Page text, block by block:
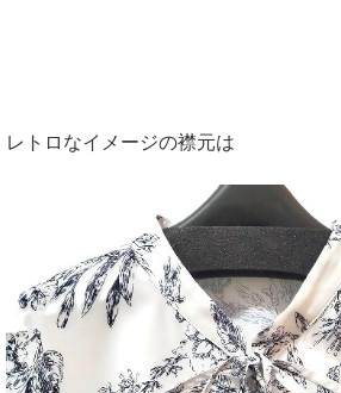
レトロなイメージの襟元は